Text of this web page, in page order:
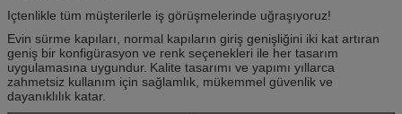
Içtenlikle tüm müşterilerle iş görüşmelerinde uğraşıyoruz!
Evin sürme kapıları, normal kapıların giriş genişliğini iki kat artıran
geniş bir konfigürasyon ve renk seçenekleri ile her tasarım
uygulamasına uygundur. Kalite tasarımı ve yapımı yıllarca
zahmetsiz kullanım için sağlamlık, mükemmel güvenlik ve
dayanıklılık katar.